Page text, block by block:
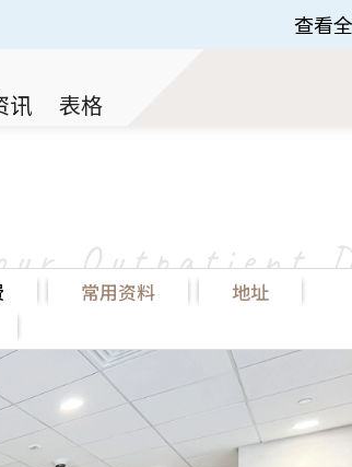
查看
讯 表格
Outpatient
常用资料
地址